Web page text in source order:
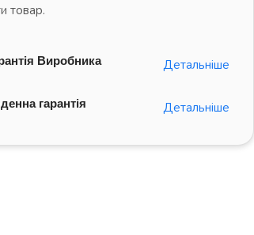
товар.
Виробника Детальніше
гарантія Детальніше